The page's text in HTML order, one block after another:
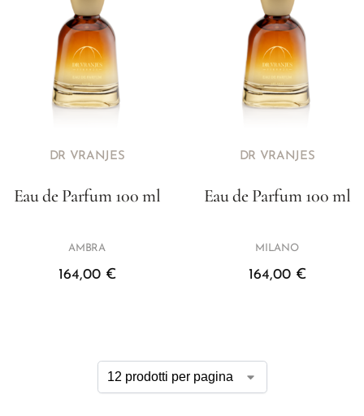
DR VRANJES
Eau de Parfum 100 ml
AMBRA
164,00 €
DR VRANJES
Eau de Parfum 100 ml
MILANO
164,00 €